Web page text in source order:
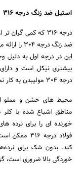
استیل ضد زنگ درجه 316
ضد زنگ
درجه 304 مولیبدن به کار نمی رود.
محیط های خشن و مملو
مناطق اشباع شده با
خورنده ای را برای نرده
فولاد درجه
کند. بدون شک برای
خوردگی بالا ضروری است،